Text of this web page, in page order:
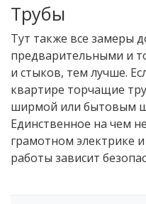
Трубы
Тут также все замеры
предварительными и
и стыков, тем лучше.
квартире торчащие
ширмой или бытовым
Единственное на чем
грамотном электрике и
работы зависит